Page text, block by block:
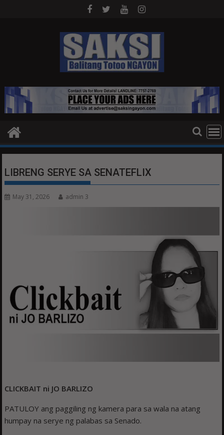
LIBRENG SERYE SA SENATEFLIX
May 31, 2026 admin 3
CLICKBAIT ni JO BARLIZO
PATULOY ang paggiling ng kamera para sa wala na atang
humpay na serye ng palabas sa Senado.